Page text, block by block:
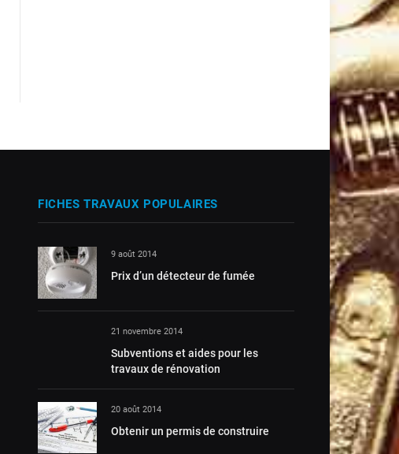
FICHES TRAVAUX POPULAIRES
9 août 2014
Prix d’un détecteur de fumée
21 novembre 2014
Subventions et aides pour les
travaux de rénovation
20 août 2014
Obtenir un permis de construire